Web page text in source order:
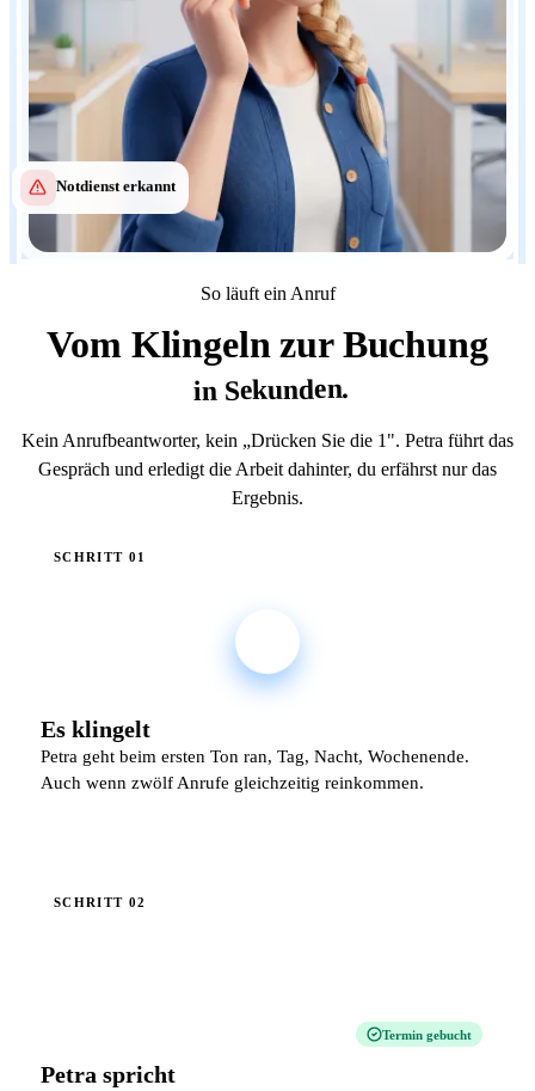
Notdienst erkannt
So läuft ein Anruf
Vom Klingeln zur Buchung
in Sekunden.
Kein Anrufbeantworter, kein „Drücken Sie die 1". Petra führt das
Gespräch und erledigt die Arbeit dahinter, du erfährst nur das
Ergebnis.
SCHRITT 01
Es klingelt
Petra geht beim ersten Ton ran, Tag, Nacht, Wochenende.
Auch wenn zwölf Anrufe gleichzeitig reinkommen.
SCHRITT 02
Termin gebucht
Petra spricht